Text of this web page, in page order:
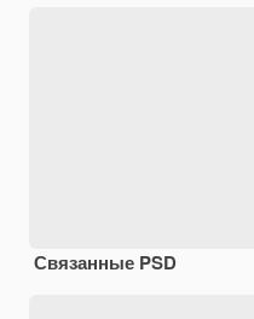
Связанные PSD